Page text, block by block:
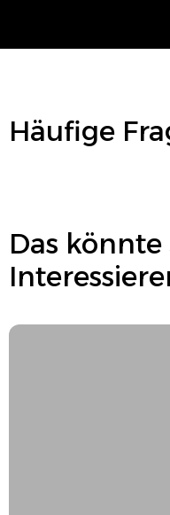
Häufige
Das könnte